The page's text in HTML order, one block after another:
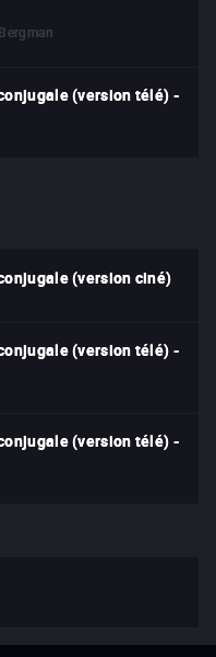
(version télé) -
(version ciné)
(version télé) -
(version télé) -